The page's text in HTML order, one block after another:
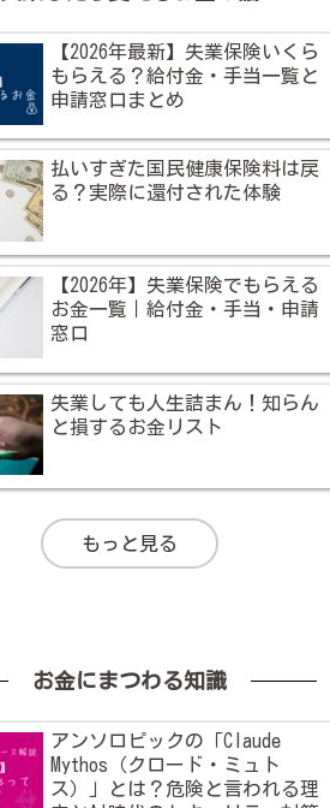
【2026年最新】失業保険いくら
もらえる？給付金・手当一覧と
申請窓口まとめ
払いすぎた国民健康保険料は戻
る？実際に還付された体験
【2026年】失業保険でもらえる
お金一覧｜給付金・手当・申請
窓口
失業しても人生詰まん！知らん
と損するお金リスト
もっと見る
お金にまつわる知識
アンソロピックの「Claude
Mythos（クロード・ミュト
ス）」とは？危険と言われる理